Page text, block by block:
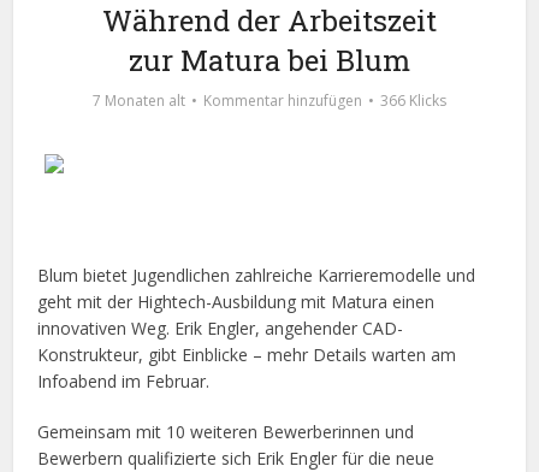
Während der Arbeitszeit
zur Matura bei Blum
7 Monaten alt Kommentar hinzufügen 366 Klicks
Blum bietet Jugendlichen zahlreiche Karrieremodelle und
geht mit der Hightech-Ausbildung mit Matura einen
innovativen Weg. Erik Engler, angehender CAD-
Konstrukteur, gibt Einblicke – mehr Details warten am
Infoabend im Februar.
Gemeinsam mit 10 weiteren Bewerberinnen und
Bewerbern qualifizierte sich Erik Engler für die neue